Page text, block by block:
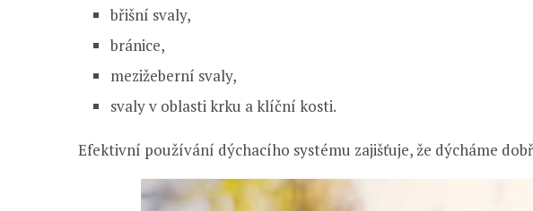
břišní svaly,
bránice,
mezižeberní svaly,
svaly v oblasti krku a klíční kosti.
Efektivní používání dýchacího systému zajišťuje, že dýcháme